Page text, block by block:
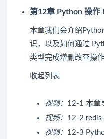
第12章 Python 操作
本章我们会介绍
识，以及如何通过
类型完成增删改查操作
收起列表
视频： 12-1 本章
视频： 12-2
视频： 12-3